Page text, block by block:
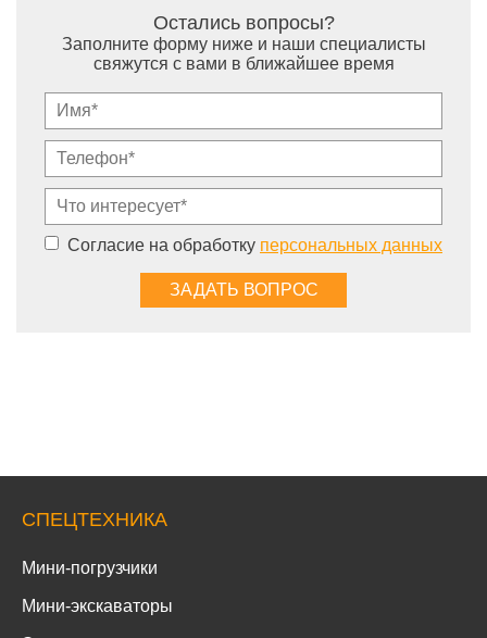
Остались вопросы?
Заполните форму ниже и наши специалисты
свяжутся с вами в ближайшее время
Согласие на обработку персональных данных
СПЕЦТЕХНИКА
Мини-погрузчики
Мини-экскаваторы